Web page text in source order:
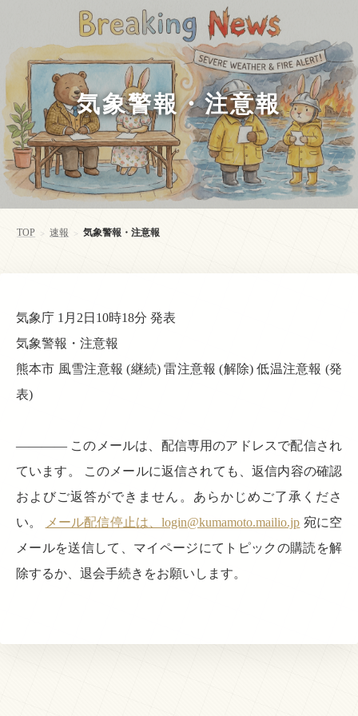
気象警報・注意報
TOP > 速報 > 気象警報・注意報
気象庁 1月2日10時18分 発表
気象警報・注意報
熊本市 風雪注意報 (継続) 雷注意報 (解除) 低温注意報 (発
表)
———— このメールは、配信専用のアドレスで配信され
ています。 このメールに返信されても、返信内容の確認
およびご返答ができません。あらかじめご了承くださ
い。
メール配信停止は、login@kumamoto.mailio.jp 宛に空
メールを送信して、マイページにてトピックの購読を解
除するか、退会手続きをお願いします。